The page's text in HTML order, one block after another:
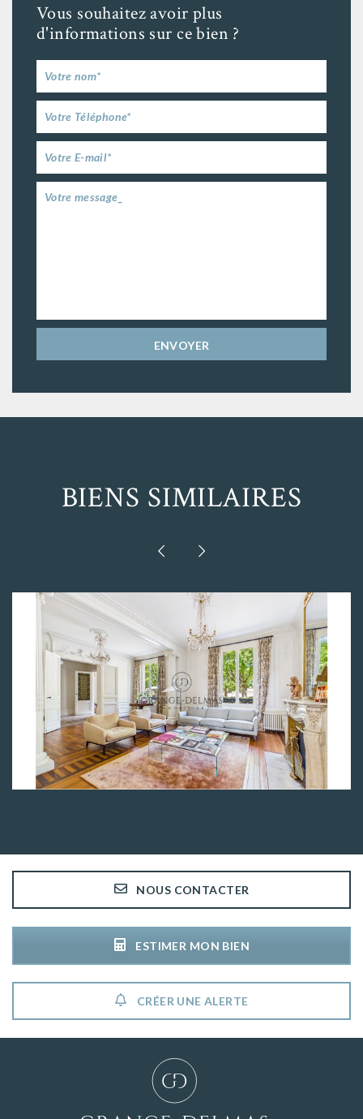
Vous souhaitez avoir plus
d'informations sur ce bien ?
BIENS SIMILAIRES


BORDEAUX - SAINT SEURIN / JUDAÏQUE.
L'agence GRANGE-DELMAS IMMOBILIER vous
propose à la vente cette mag [...]
1 465 000€ 300 m2
VOIR LE BIEN
NOUS CONTACTER
ESTIMER MON BIEN
CRÉER UNE ALERTE